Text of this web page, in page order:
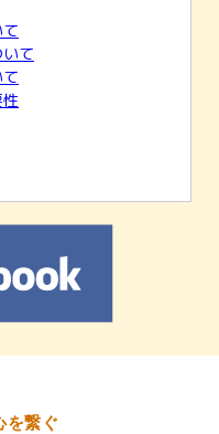
て
を繋ぐ